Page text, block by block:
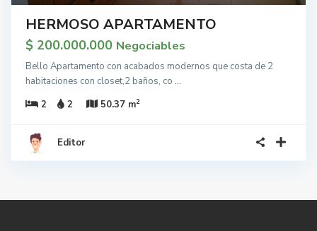
HERMOSO APARTAMENTO
$ 200.000.000 Negociables
Bello Apartamento con acabados modernos que costa de 2
habitaciones con closet,2 baños, co ...
2
2 50.37 m2
Editor